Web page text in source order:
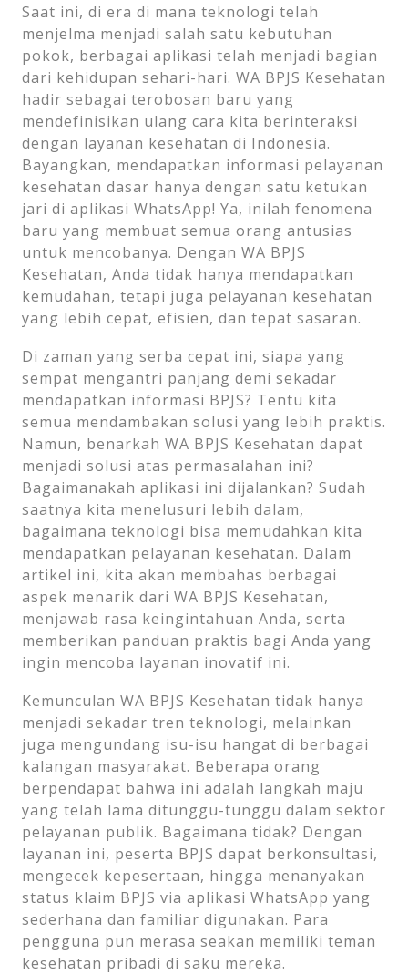
Saat ini, di era di mana teknologi telah
menjelma menjadi salah satu kebutuhan
pokok, berbagai aplikasi telah menjadi bagian
dari kehidupan sehari-hari. WA BPJS Kesehatan
hadir sebagai terobosan baru yang
mendefinisikan ulang cara kita berinteraksi
dengan layanan kesehatan di Indonesia.
Bayangkan, mendapatkan informasi pelayanan
kesehatan dasar hanya dengan satu ketukan
jari di aplikasi WhatsApp! Ya, inilah fenomena
baru yang membuat semua orang antusias
untuk mencobanya. Dengan WA BPJS
Kesehatan, Anda tidak hanya mendapatkan
kemudahan, tetapi juga pelayanan kesehatan
yang lebih cepat, efisien, dan tepat sasaran.
Di zaman yang serba cepat ini, siapa yang
sempat mengantri panjang demi sekadar
mendapatkan informasi BPJS? Tentu kita
semua mendambakan solusi yang lebih praktis.
Namun, benarkah WA BPJS Kesehatan dapat
menjadi solusi atas permasalahan ini?
Bagaimanakah aplikasi ini dijalankan? Sudah
saatnya kita menelusuri lebih dalam,
bagaimana teknologi bisa memudahkan kita
mendapatkan pelayanan kesehatan. Dalam
artikel ini, kita akan membahas berbagai
aspek menarik dari WA BPJS Kesehatan,
menjawab rasa keingintahuan Anda, serta
memberikan panduan praktis bagi Anda yang
ingin mencoba layanan inovatif ini.
Kemunculan WA BPJS Kesehatan tidak hanya
menjadi sekadar tren teknologi, melainkan
juga mengundang isu-isu hangat di berbagai
kalangan masyarakat. Beberapa orang
berpendapat bahwa ini adalah langkah maju
yang telah lama ditunggu-tunggu dalam sektor
pelayanan publik. Bagaimana tidak? Dengan
layanan ini, peserta BPJS dapat berkonsultasi,
mengecek kepesertaan, hingga menanyakan
status klaim BPJS via aplikasi WhatsApp yang
sederhana dan familiar digunakan. Para
pengguna pun merasa seakan memiliki teman
kesehatan pribadi di saku mereka.